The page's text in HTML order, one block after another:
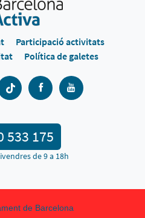
Participació activitats
Política de galetes
533 175
de 9 a 18h